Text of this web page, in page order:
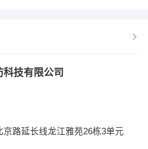
技有限公司
京路延长线龙江雅苑26栋3单元